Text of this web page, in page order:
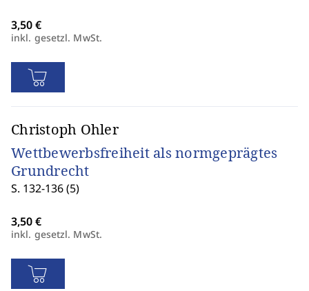
inkl. gesetzl. MwSt.
Christoph Ohler
Wettbewerbsfreiheit als normgeprägtes
Grundrecht
S. 132-136 (5)
inkl. gesetzl. MwSt.